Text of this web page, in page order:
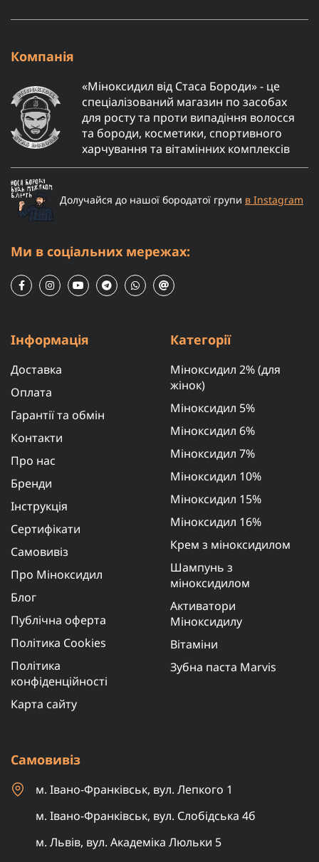
Компанія
«Міноксидил від Стаса Бороди» - це
спеціалізований магазин по засобах
для росту та проти випадіння волосся
та бороди, косметики, спортивного
харчування та вітамінних комплексів
Долучайся до нашої бородатої групи в Instagram
Ми в соціальних мережах:
Інформація
Доставка
Оплата
Гарантії та обмін
Контакти
Про нас
Бренди
Інструкція
Сертифікати
Самовивіз
Про Міноксидил
Блог
Публічна оферта
Політика Cookies
Політика
конфіденційності
Карта сайту
Категорії
Міноксидил 2% (для
жінок)
Міноксидил 5%
Міноксидил 6%
Міноксидил 7%
Міноксидил 10%
Міноксидил 15%
Міноксидил 16%
Крем з міноксидилом
Шампунь з
міноксидилом
Активатори
Міноксидилу
Вітаміни
Зубна паста Marvis
Самовивіз
м. Івано-Франківськ, вул. Лепкого 1
м. Івано-Франківськ, вул. Слобідська 4б
м. Львів, вул. Академіка Люльки 5